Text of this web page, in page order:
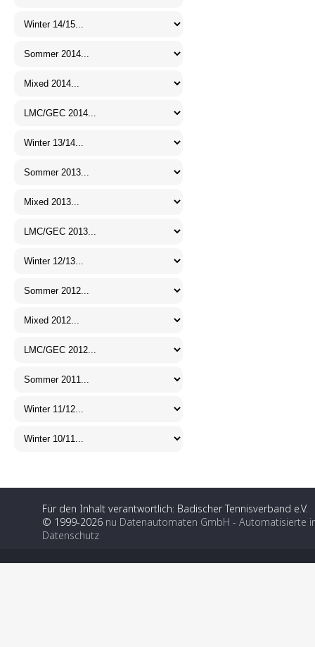
Für den Inhalt verantwortlich: Badischer Tennisverband e.V.
© 1999-2026 nu Datenautomaten GmbH - Automatisierte
Datenschutz